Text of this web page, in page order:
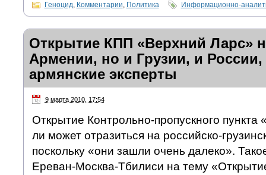
Геноцид, Комментарии, Политика Информационно-
Открытие КПП «Верхний Ларс»
Армении, но и Грузии, и
армянские эксперты
9 марта 2010, 17:54
Открытие Контрольно-пропускного пункта
ли может отразиться на российско-
поскольку «они зашли очень далеко».
Ереван-Москва-Тбилиси на тему